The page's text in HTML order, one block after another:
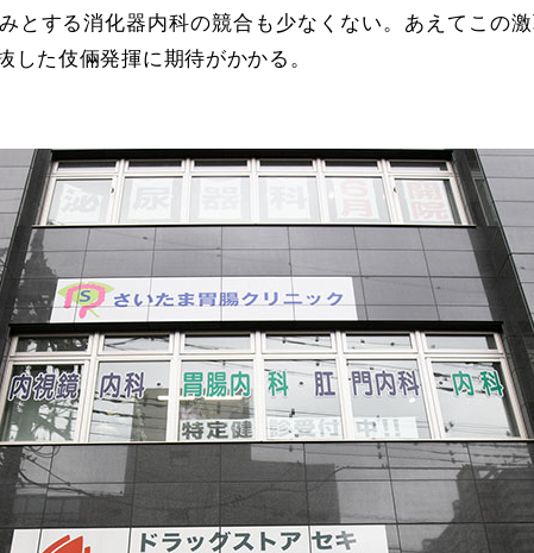
とする消化器内科の競合も少なくない。あえてこの
した伎倆発揮に期待がかかる。